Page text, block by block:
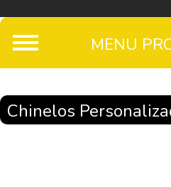
Chinelos